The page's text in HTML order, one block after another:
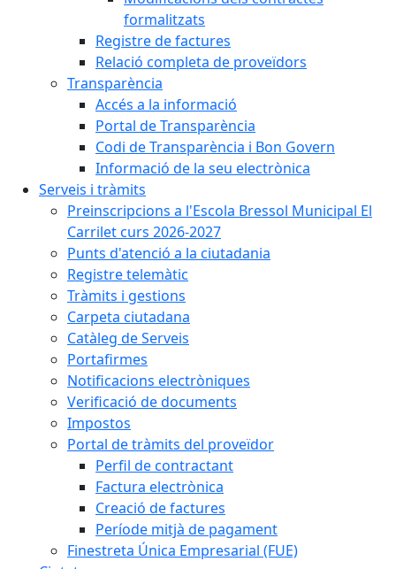
formalitzats
Registre de factures
Relació completa de proveïdors
Transparència
Accés a la informació
Portal de Transparència
Codi de Transparència i Bon Govern
Informació de la seu electrònica
Serveis i tràmits
Preinscripcions a l'Escola Bressol Municipal El
Carrilet curs 2026-2027
Punts d'atenció a la ciutadania
Registre telemàtic
Tràmits i gestions
Carpeta ciutadana
Catàleg de Serveis
Portafirmes
Notificacions electròniques
Verificació de documents
Impostos
Portal de tràmits del proveïdor
Perfil de contractant
Factura electrònica
Creació de factures
Període mitjà de pagament
Finestreta Única Empresarial (FUE)